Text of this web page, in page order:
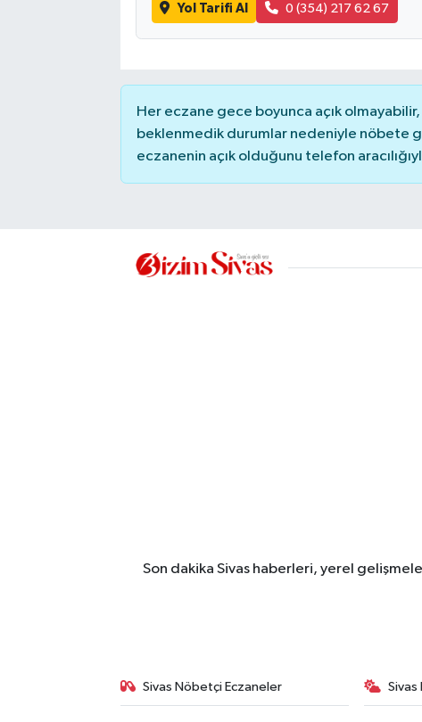
Yol Tarifi Al 0 (354) 217 62 67
Her eczane gece boyunca açık
beklenmedik durumlar nedeniyle nöbete
eczanenin açık olduğunu telefon
Son dakika Sivas haberleri, yerel
Sivas Nöbetçi Eczaneler Sivas